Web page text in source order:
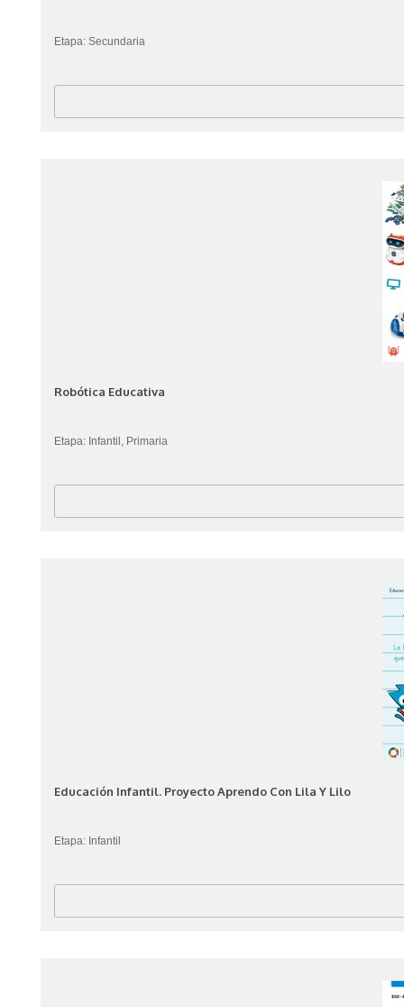
Etapa: Secundaria
Robótica Educativa
Etapa: Infantil, Primaria
Educación Infantil. Proyecto Aprendo Con Lila Y Lilo
Etapa: Infantil